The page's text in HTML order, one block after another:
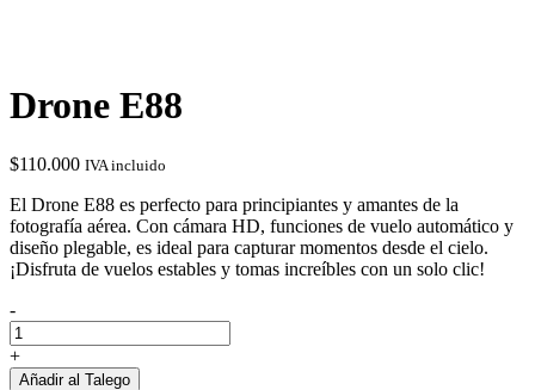
Drone E88
$110.000 IVA incluido
El Drone E88 es perfecto para principiantes y amantes de la
fotografía aérea. Con cámara HD, funciones de vuelo automático y
diseño plegable, es ideal para capturar momentos desde el cielo.
¡Disfruta de vuelos estables y tomas increíbles con un solo clic!
-
Drone
E88
cantidad
+
Añadir al Talego